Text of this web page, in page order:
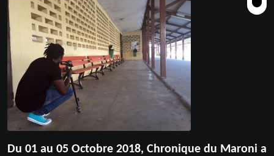
Du 01 au 05 Octobre 2018, Chronique du Maroni a